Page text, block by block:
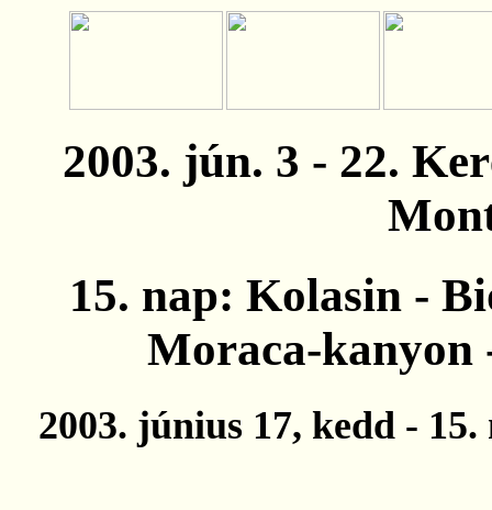
2003. jún. 3 - 22.
15. nap: Kolasin -
Moraca-kanyon
2003. június 17, kedd - 15.